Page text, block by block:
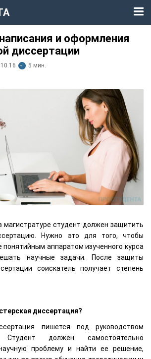
и оформления
диссертации
5 мин.
магистратуре студент должен защитить
Нужно это для того, чтобы
понятийным аппаратом изученного курса
научные задачи. После защиты
соискатель получает степень
диссертация?
пишется под руководством
должен самостоятельно
проблему и найти ее решение,